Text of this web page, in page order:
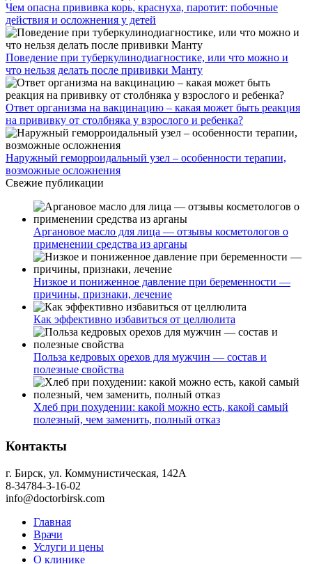
Чем опасна прививка корь, краснуха, паротит: побочные
действия и осложнения у детей
Поведение при туберкулинодиагностике, или что можно и
что нельзя делать после прививки Манту
Ответ организма на вакцинацию – какая может быть реакция
на прививку от столбняка у взрослого и ребенка?
Наружный геморроидальный узел – особенности терапии,
возможные осложнения
Свежие публикации
Аргановое масло для лица — отзывы косметологов о
применении средства из арганы
Низкое и пониженное давление при беременности —
причины, признаки, лечение
Как эффективно избавиться от целлюлита
Польза кедровых орехов для мужчин — состав и
полезные свойства
Хлеб при похудении: какой можно есть, какой самый
полезный, чем заменить, полный отказ
Контакты
г. Бирск, ул. Коммунистическая, 142А
8-34784-3-16-02
info@doctorbirsk.com
Главная
Врачи
Услуги и цены
О клинике